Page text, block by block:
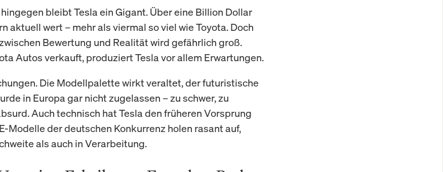
bleibt Tesla ein Gigant. Über eine Billion Dollar
aktuell wert – mehr als viermal so viel wie Toyota. Doch
Bewertung und Realität wird gefährlich groß.
Autos verkauft, produziert Tesla vor allem Erwartungen.
Die Modellpalette wirkt veraltet, der futuristische
in Europa gar nicht zugelassen – zu schwer, zu
Auch technisch hat Tesla den früheren Vorsprung
Modelle der deutschen Konkurrenz holen rasant auf,
als auch in Verarbeitung.